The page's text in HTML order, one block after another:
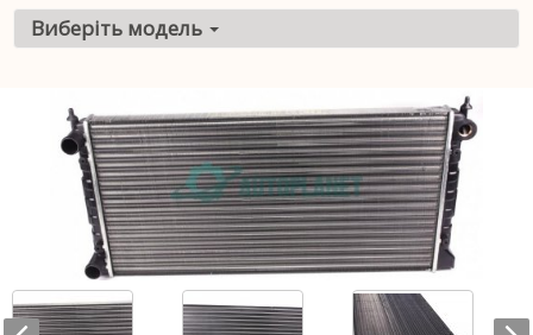
Виберіть модель